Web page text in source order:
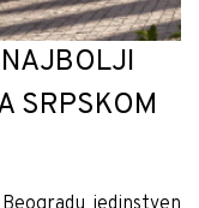
SRPSKOM